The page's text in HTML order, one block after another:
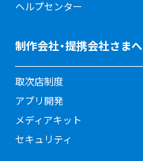
ヘルプセンター
制作会社・提携会社さまへ
取次店制度
アプリ開発
メディアキット
セキュリティ